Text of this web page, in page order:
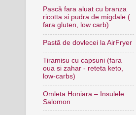
Pască fara aluat cu branza
ricotta si pudra de migdale (
fara gluten, low carb)
Pastă de dovlecei la AirFryer
Tiramisu cu capsuni (fara
oua si zahar - reteta keto,
low-carbs)
Omleta Honiara – Insulele
Salomon